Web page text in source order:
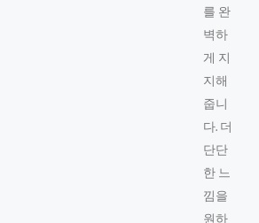
를 완
벽하
게 지
지해
줍니
다. 더
단단
한 느
낌을